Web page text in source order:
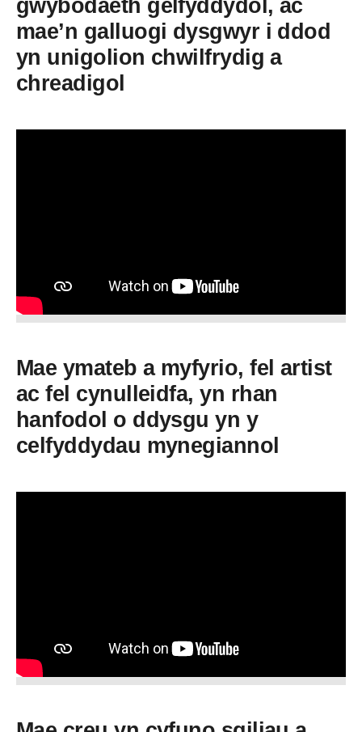
gwybodaeth gelfyddydol, ac
mae’n galluogi dysgwyr i ddod
yn unigolion chwilfrydig a
chreadigol
Mae ymateb a myfyrio, fel artist
ac fel cynulleidfa, yn rhan
hanfodol o ddysgu yn y
celfyddydau mynegiannol